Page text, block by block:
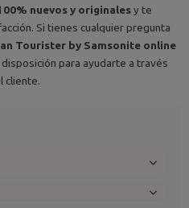
nuevos y originalesy te
Si tienes cualquier pregunta
Tourister by Samsonite online
para ayudarte a través
cliente.